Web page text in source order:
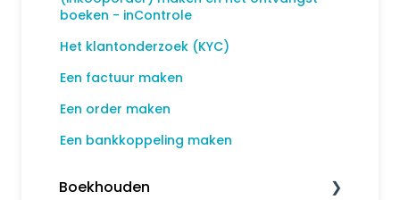
boeken - inControle
Het klantonderzoek (KYC)
Een factuur maken
Een order maken
Een bankkoppeling maken
Boekhouden